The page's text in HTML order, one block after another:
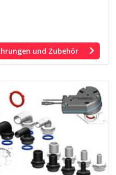
und Zubehör